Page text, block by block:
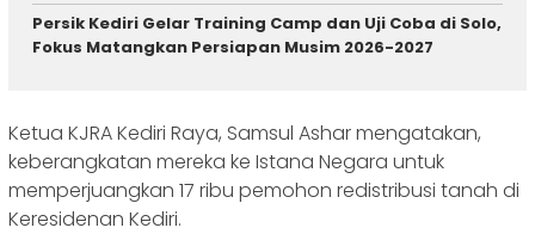
Persik Kediri Gelar Training Camp dan Uji Coba di Solo,
Fokus Matangkan Persiapan Musim 2026-2027
Ketua KJRA Kediri Raya, Samsul Ashar mengatakan,
keberangkatan mereka ke Istana Negara untuk
memperjuangkan 17 ribu pemohon redistribusi tanah di
Keresidenan Kediri.